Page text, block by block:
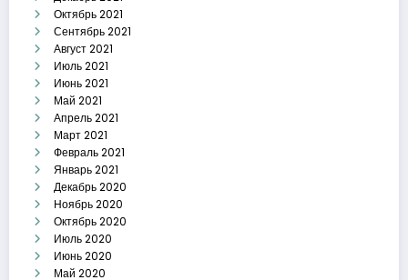
Октябрь 2021
Сентябрь 2021
Август 2021
Июль 2021
Июнь 2021
Май 2021
Апрель 2021
Март 2021
Февраль 2021
Январь 2021
Декабрь 2020
Ноябрь 2020
Октябрь 2020
Июль 2020
Июнь 2020
Май 2020